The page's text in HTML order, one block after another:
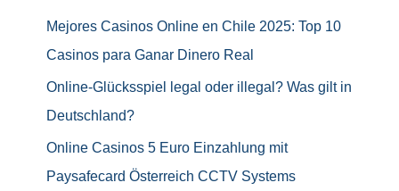
Mejores Casinos Online en Chile 2025: Top 10
Casinos para Ganar Dinero Real
Online-Glücksspiel legal oder illegal? Was gilt in
Deutschland?
Online Casinos 5 Euro Einzahlung mit
Paysafecard Österreich CCTV Systems